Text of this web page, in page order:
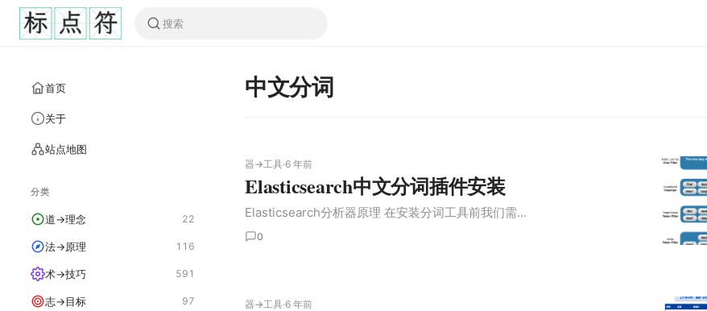
首页
关于
站点地图
分类
道→理念 22
法→原理 116
术→技巧 591
志→目标 97
中文分词
器→工具·6 年前
Elasticsearch中文分词插件安装
Elasticsearch分析器原理 在安装分词工具前我们需...
0
器→工具·6 年前